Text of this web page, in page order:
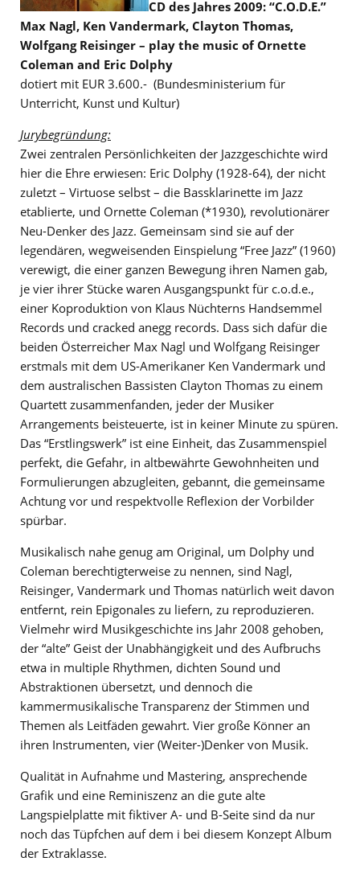
CD des Jahres 2009: “C.O.D.E.”
Max Nagl, Ken Vandermark, Clayton Thomas,
Wolfgang Reisinger – play the music of Ornette
Coleman and Eric Dolphy
dotiert mit EUR 3.600.- (Bundesministerium für
Unterricht, Kunst und Kultur)
Jurybegründung:
Zwei zentralen Persönlichkeiten der Jazzgeschichte wird
hier die Ehre erwiesen: Eric Dolphy (1928-64), der nicht
zuletzt – Virtuose selbst – die Bassklarinette im Jazz
etablierte, und Ornette Coleman (*1930), revolutionärer
Neu-Denker des Jazz. Gemeinsam sind sie auf der
legendären, wegweisenden Einspielung “Free Jazz” (1960)
verewigt, die einer ganzen Bewegung ihren Namen gab,
je vier ihrer Stücke waren Ausgangspunkt für c.o.d.e.,
einer Koproduktion von Klaus Nüchterns Handsemmel
Records und cracked anegg records. Dass sich dafür die
beiden Österreicher Max Nagl und Wolfgang Reisinger
erstmals mit dem US-Amerikaner Ken Vandermark und
dem australischen Bassisten Clayton Thomas zu einem
Quartett zusammenfanden, jeder der Musiker
Arrangements beisteuerte, ist in keiner Minute zu spüren.
Das “Erstlingswerk” ist eine Einheit, das Zusammenspiel
perfekt, die Gefahr, in altbewährte Gewohnheiten und
Formulierungen abzugleiten, gebannt, die gemeinsame
Achtung vor und respektvolle Reflexion der Vorbilder
spürbar.
Musikalisch nahe genug am Original, um Dolphy und
Coleman berechtigterweise zu nennen, sind Nagl,
Reisinger, Vandermark und Thomas natürlich weit davon
entfernt, rein Epigonales zu liefern, zu reproduzieren.
Vielmehr wird Musikgeschichte ins Jahr 2008 gehoben,
der “alte” Geist der Unabhängigkeit und des Aufbruchs
etwa in multiple Rhythmen, dichten Sound und
Abstraktionen übersetzt, und dennoch die
kammermusikalische Transparenz der Stimmen und
Themen als Leitfäden gewahrt. Vier große Könner an
ihren Instrumenten, vier (Weiter-)Denker von Musik.
Qualität in Aufnahme und Mastering, ansprechende
Grafik und eine Reminiszenz an die gute alte
Langspielplatte mit fiktiver A- und B-Seite sind da nur
noch das Tüpfchen auf dem i bei diesem Konzept Album
der Extraklasse.